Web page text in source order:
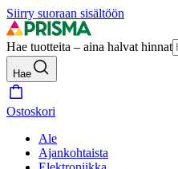
Siirry suoraan sisältöön
Hae tuotteita – aina halvat hinnat
Hae
Ostoskori
Ale
Ajankohtaista